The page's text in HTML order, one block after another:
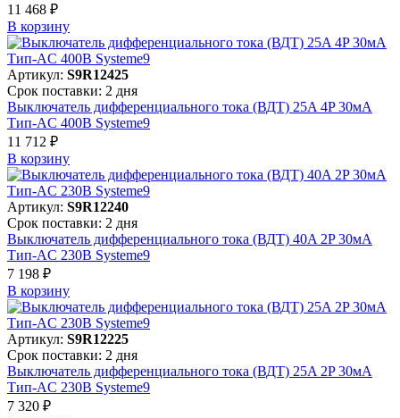
11 468 ₽
В корзинy
Артикул: S9R12425
Срок поставки: 2 дня
Выключатель дифференциального тока (ВДТ) 25A 4P 30мА
Тип-AC 400В Systeme9
11 712 ₽
В корзинy
Артикул: S9R12240
Срок поставки: 2 дня
Выключатель дифференциального тока (ВДТ) 40A 2P 30мА
Тип-AC 230В Systeme9
7 198 ₽
В корзинy
Артикул: S9R12225
Срок поставки: 2 дня
Выключатель дифференциального тока (ВДТ) 25A 2P 30мА
Тип-AC 230В Systeme9
7 320 ₽